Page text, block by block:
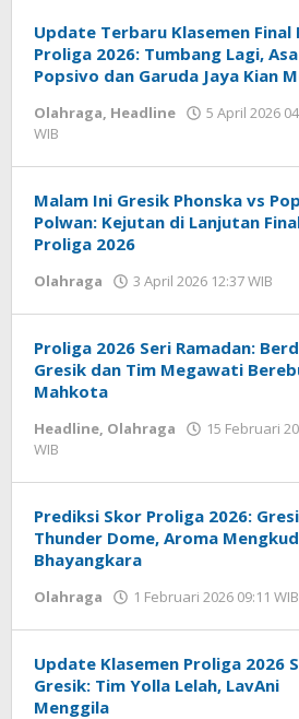
Update Terbaru Klasemen Final
Proliga 2026: Tumbang Lagi, Asa
Popsivo dan Garuda Jaya Kian
Olahraga, Headline
5 April 2026
WIB
Malam Ini Gresik Phonska vs
Polwan: Kejutan di Lanjutan
Proliga 2026
Olahraga 3 April 2026 12:37 WIB
Proliga 2026 Seri Ramadan:
Gresik dan Tim Megawati
Mahkota
Headline, Olahraga
15 Februari
WIB
​Prediksi Skor Proliga 2026:
Thunder Dome, Aroma
Bhayangkara
Olahraga 1 Februari 2026 09:11 WIB
Update Klasemen Proliga 2026
Gresik: Tim Yolla Lelah, LavAni
Menggila